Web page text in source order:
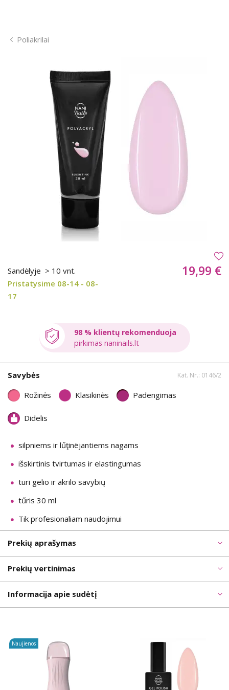
Poliakrilai
Sandėlyje > 10 vnt.
Pristatysime 08-14 - 08-
17
19,99 €
98 % klientų rekomenduoja
pirkimas naninails.lt
Savybės Kat. Nr.: 0146/2
Rožinės Klasikinės Padengimas
Didelis
silpniems ir lűţinëjantiems nagams
išskirtinis tvirtumas ir elastingumas
turi gelio ir akrilo savybių
tűris 30 ml
Tik profesionaliam naudojimui
Prekių aprašymas
Prekių vertinimas
Informacija apie sudėtį
Naujienos